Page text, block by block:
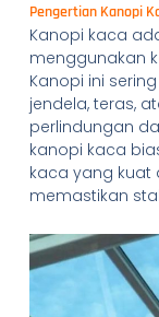
Pengertian Kanopi
Kanopi kaca
menggunakan
Kanopi ini
jendela, teras,
perlindungan
kanopi kaca
kaca yang kuat
memastikan